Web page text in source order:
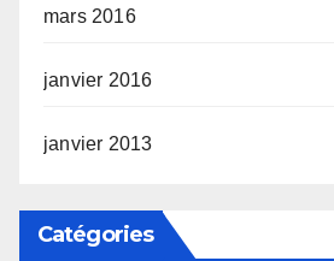
mars 2016
janvier 2016
janvier 2013
Catégories